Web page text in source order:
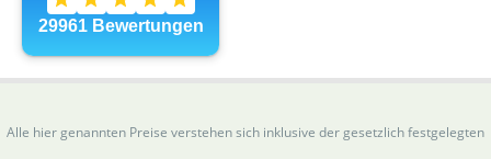
Alle hier genannten Preise verstehen sich inklusive der gesetzlich festgelegten